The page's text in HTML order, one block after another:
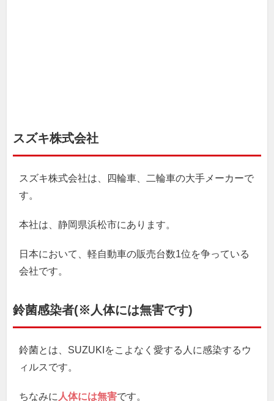
スズキ株式会社
スズキ株式会社は、四輪車、二輪車の大手メーカーで
す。
本社は、静岡県浜松市にあります。
日本において、軽自動車の販売台数1位を争っている
会社です。
鈴菌感染者(※人体には無害です)
鈴菌とは、SUZUKIをこよなく愛する人に感染するウ
ィルスです。
ちなみに 人体には無害です。